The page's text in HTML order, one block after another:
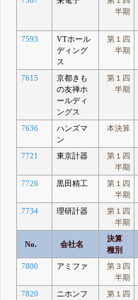
半期
7593
VTホール
ディング
ス
第１四
半期
7615
京都きも
の友禅ホ
ールディ
ングス
第１四
半期
7636
ハンズマ
ン
本決算
7721 東京計器
第１四
半期
7726 黒田精工
第１四
半期
7734 理研計器
第１四
半期
No. 会社名
決算
種別
7800 アミファ
第３四
半期
7820
ニホンフ
第１四